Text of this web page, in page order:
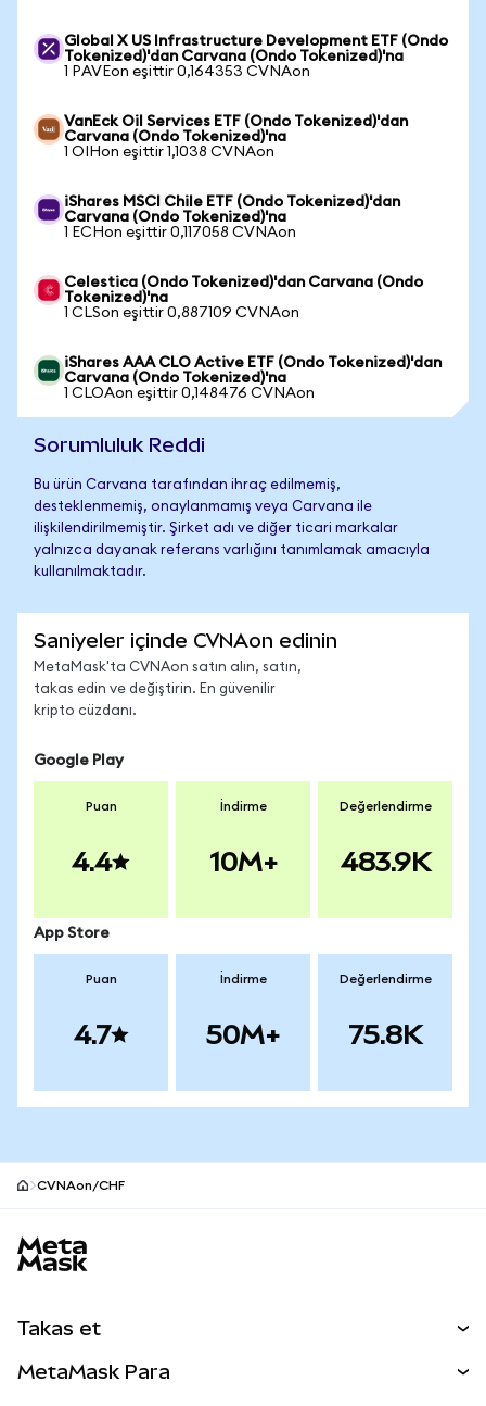
Global X US Infrastructure Development ETF (Ondo
Tokenized)'dan Carvana (Ondo Tokenized)'na
1 PAVEon eşittir 0,164353 CVNAon
VanEck Oil Services ETF (Ondo Tokenized)'dan
Carvana (Ondo Tokenized)'na
1 OIHon eşittir 1,1038 CVNAon
iShares MSCI Chile ETF (Ondo Tokenized)'dan
Carvana (Ondo Tokenized)'na
1 ECHon eşittir 0,117058 CVNAon
Celestica (Ondo Tokenized)'dan Carvana (Ondo
Tokenized)'na
1 CLSon eşittir 0,887109 CVNAon
iShares AAA CLO Active ETF (Ondo Tokenized)'dan
Carvana (Ondo Tokenized)'na
1 CLOAon eşittir 0,148476 CVNAon
Sorumluluk Reddi
Bu ürün Carvana tarafından ihraç edilmemiş,
desteklenmemiş, onaylanmamış veya Carvana ile
ilişkilendirilmemiştir. Şirket adı ve diğer ticari markalar
yalnızca dayanak referans varlığını tanımlamak amacıyla
kullanılmaktadır.
Saniyeler içinde CVNAon edinin
MetaMask'ta CVNAon satın alın, satın,
takas edin ve değiştirin. En güvenilir
kripto cüzdanı.
Google Play
Puan
4.4
İndirme
10M+
Değerlendirme
483.9K
App Store
Puan
4.7
İndirme
50M+
Değerlendirme
75.8K
CVNAon/CHF
Takas et
MetaMask Para